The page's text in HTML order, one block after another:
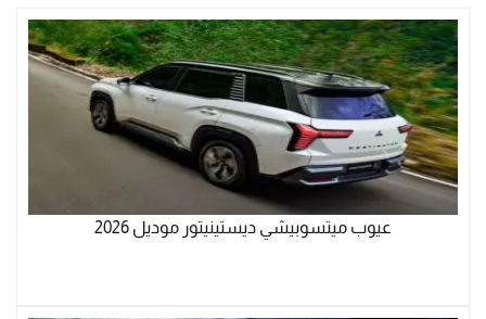
عيوب ميتسوبيشي ديستينيتور موديل 2026